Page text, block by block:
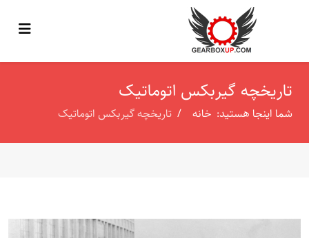
تاریخچه گیربکس اتوماتیک
شما اینجا هستید: خانه تاریخچه گیربکس اتوماتیک